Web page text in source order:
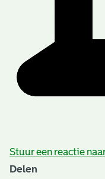
Stuur een reactie
Delen